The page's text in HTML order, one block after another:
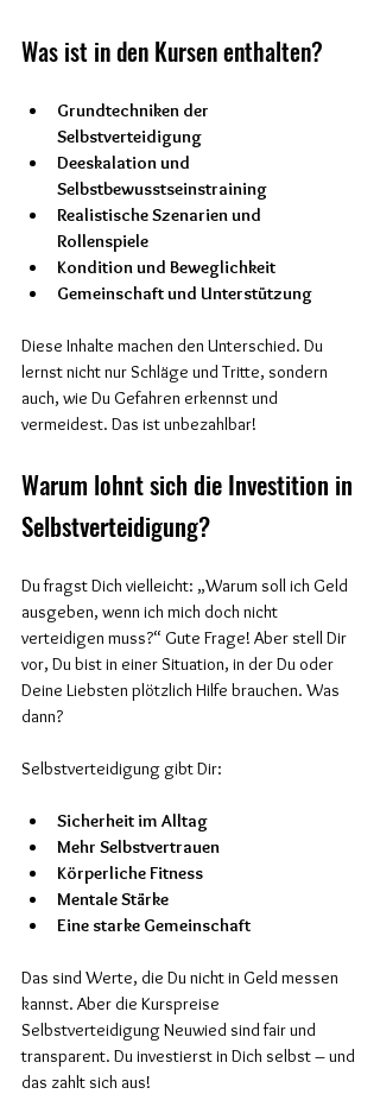
Was ist in den Kursen enthalten?
Grundtechniken der
Selbstverteidigung
Deeskalation und
Selbstbewusstseinstraining
Realistische Szenarien und
Rollenspiele
Kondition und Beweglichkeit
Gemeinschaft und Unterstützung
Diese Inhalte machen den Unterschied. Du
lernst nicht nur Schläge und Tritte, sondern
auch, wie Du Gefahren erkennst und
vermeidest. Das ist unbezahlbar!
Warum lohnt sich die Investition in
Selbstverteidigung?
Du fragst Dich vielleicht: „Warum soll ich Geld
ausgeben, wenn ich mich doch nicht
verteidigen muss?“ Gute Frage! Aber stell Dir
vor, Du bist in einer Situation, in der Du oder
Deine Liebsten plötzlich Hilfe brauchen. Was
dann?
Selbstverteidigung gibt Dir:
Sicherheit im Alltag
Mehr Selbstvertrauen
Körperliche Fitness
Mentale Stärke
Eine starke Gemeinschaft
Das sind Werte, die Du nicht in Geld messen
kannst. Aber die Kurspreise
Selbstverteidigung Neuwied sind fair und
transparent. Du investierst in Dich selbst – und
das zahlt sich aus!